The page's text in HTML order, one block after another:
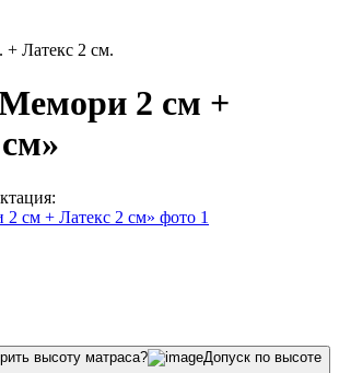
Латекс 2 см.
2 см +
высоту матраса?
Допуск по высоте